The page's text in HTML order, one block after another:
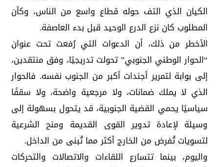
الكيان الذي التف حوله قطاع واسع من الناس، وكأن
المطلوب كان نزع الدرع الوحيد قبل بدء العاصفة.
الأخطر من ذلك، أن الدعوات التي رُفعت تحت عنوان
“الحوار الوطني الجنوبي” تحولت تدريجيًا، وفق منتقدين،
إلى بوابة لتمرير أجندات أكبر من الجنوب نفسه. فالحوار
الذي لا يملك ضمانات، ولا مرجعية واضحة، ولا سقفًا
سياسيًا يحمي القضية الجنوبية، قد يتحول بسهولة إلى
وسيلة لإعادة تدوير القوى القديمة ومنح الشرعية
لتسويات تُفرض من الخارج أكثر مما تُبنى من الداخل.
واليوم، بينما تتسارع اللقاءات والاتصالات والتحركات